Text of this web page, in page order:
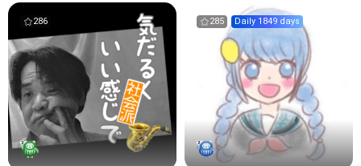
286 285 Daily 1849 days